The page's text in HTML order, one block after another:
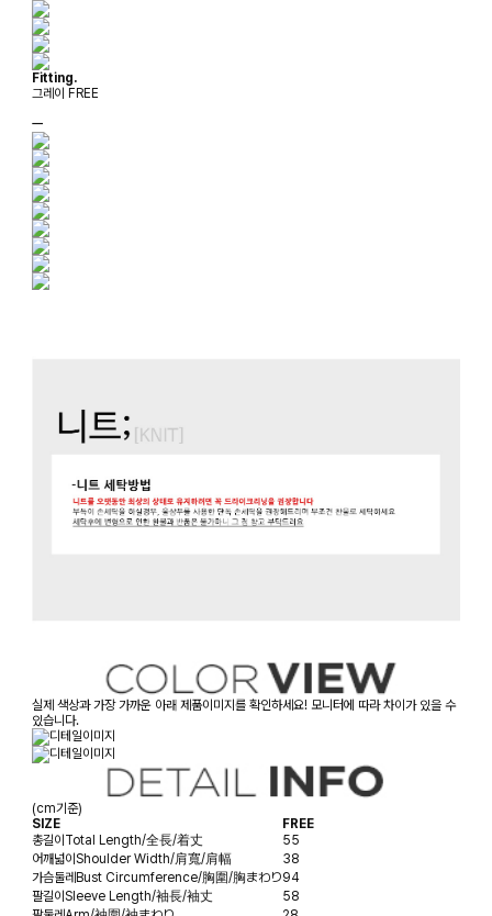
Fitting.
그레이 FREE
ㅡ
실제 색상과 가장 가까운 아래 제품이미지를 확인하세요! 모니터에 따라 차이가 있을 수
있습니다.
(cm기준)
SIZE
FREE
총길이 Total Length/全長/着丈
55
어깨넓이 Shoulder Width/肩寬/肩幅
38
가슴둘레 Bust Circumference/胸圍/胸まわり94
팔길이 Sleeve Length/袖長/袖丈
58